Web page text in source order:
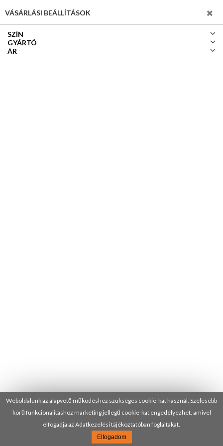
Weboldalunk az alapvető működéshez szükséges cookie-kat használ. Szélesebb
körű funkcionalitáshoz marketing jellegű cookie-kat engedélyezhet, amivel
elfogadja az Adatkezelési tájékoztatóban foglaltakat.
Elfogadom
VÁSÁRLÁSI BEÁLLÍTÁSOK
SZÍN
GYÁRTÓ
ÁR